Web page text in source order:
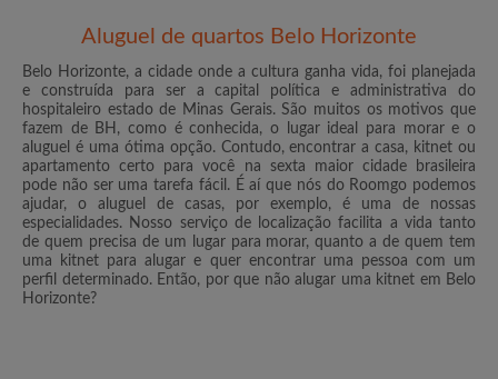
E-mail
Senha
Li, entendi e concordo com os Termos e Condições de
uso e com a Política de Privadicade
Aluguel de quartos Belo Horizonte
Belo Horizonte, a cidade onde a cultura ganha vida, foi planejada
e construída para ser a capital política e administrativa do
hospitaleiro estado de Minas Gerais. São muitos os motivos que
fazem de BH, como é conhecida, o lugar ideal para morar e o
aluguel é uma ótima opção. Contudo, encontrar a casa, kitnet ou
apartamento certo para você na sexta maior cidade brasileira
pode não ser uma tarefa fácil. É aí que nós do Roomgo podemos
ajudar, o aluguel de casas, por exemplo, é uma de nossas
especialidades. Nosso serviço de localização facilita a vida tanto
de quem precisa de um lugar para morar, quanto a de quem tem
uma kitnet para alugar e quer encontrar uma pessoa com um
perfil determinado. Então, por que não alugar uma kitnet em Belo
Horizonte?